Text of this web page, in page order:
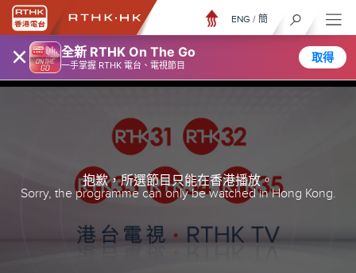
× 全新 RTHK On The Go
一手掌握 RTHK 電台、電視節目
取得
ENG / 簡
抱歉，所選節目只能在香港播放。
Sorry, the programme can only be watched in Hong Kong.